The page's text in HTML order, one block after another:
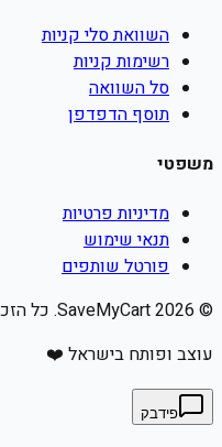
השוואת סלי קניות
רשימות קניות
סל השוואה
תוסף הדפדפן
משפטי
מדיניות פרטיות
תנאי שימוש
פורטל שותפים
©
2026
עוצב ופותח בישראל ❤️
פידבק